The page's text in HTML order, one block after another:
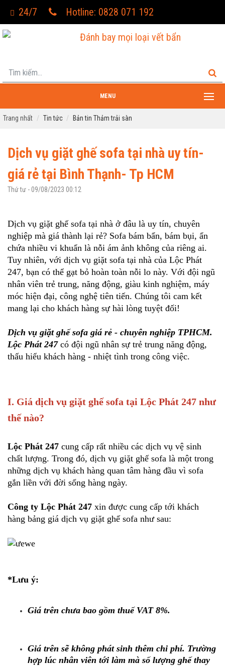
24/7 Hotline: 0828 071 192
Đánh bay mọi loại vết bẩn
MENU
Trang nhất Tin tức Bản tin Thảm trải sàn
Dịch vụ giặt ghế sofa tại nhà uy tín-
giá rẻ tại Bình Thạnh- Tp HCM
Thứ tư - 09/08/2023 00:12
Dịch vụ giặt ghế sofa tại nhà ở đâu là uy tín, chuyên
nghiệp mà giá thành lại rẻ? Sofa bám bẩn, bám bụi, ẩn
chứa nhiều vi khuẩn là nỗi ám ảnh không của riêng ai.
Tuy nhiên, với dịch vụ giặt sofa tại nhà của Lộc Phát
247, bạn có thể gạt bỏ hoàn toàn nỗi lo này. Với đội ngũ
nhân viên trẻ trung, năng động, giàu kinh nghiệm, máy
móc hiện đại, công nghệ tiên tiến. Chúng tôi cam kết
mang lại cho khách hàng sự hài lòng tuyệt đối!
Dịch vụ giặt ghế sofa giá rẻ - chuyên nghiệp TPHCM.
Lộc Phát 247có đội ngũ nhân sự trẻ trung năng động,
thấu hiểu khách hàng - nhiệt tình trong công việc.
I. Giá dịch vụ giặt ghế sofa tại Lộc Phát 247 như
thế nào?
Lộc Phát 247 cung cấp rất nhiều các dịch vụ vệ sinh
chất lượng. Trong đó, dịch vụ giặt ghế sofa là một trong
những dịch vụ khách hàng quan tâm hàng đầu vì sofa
gắn liền với đời sống hàng ngày.
Công ty Lộc Phát 247 xin được cung cấp tới khách
hàng bảng giá dịch vụ giặt ghế sofa như sau:
*Lưu ý:
Giá trên chưa bao gồm thuế VAT 8%.
Giá trên sẽ không phát sinh thêm chi phí. Trường
hợp lúc nhân viên tới làm mà số lượng ghế thay